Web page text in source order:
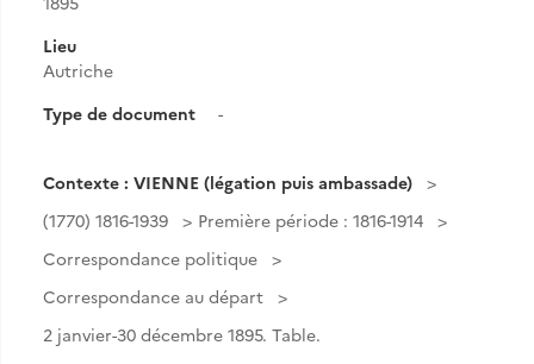
Lieu
Autriche
Type de document
-
Contexte : VIENNE (légation puis ambassade)
(1770) 1816-1939
Première période : 1816-1914
Correspondance politique
Correspondance au départ
2 janvier-30 décembre 1895. Table.